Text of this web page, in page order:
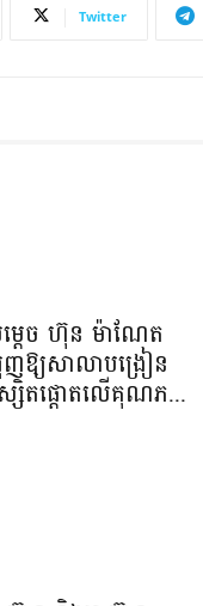
Twitter
តេច ហ៊ុន ម៉ាណែត
ញឱ្យសាលាបង្រៀន
សិតផ្តោតលើគុណភ...